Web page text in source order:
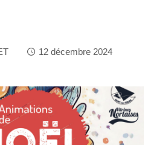
12 décembre 2024